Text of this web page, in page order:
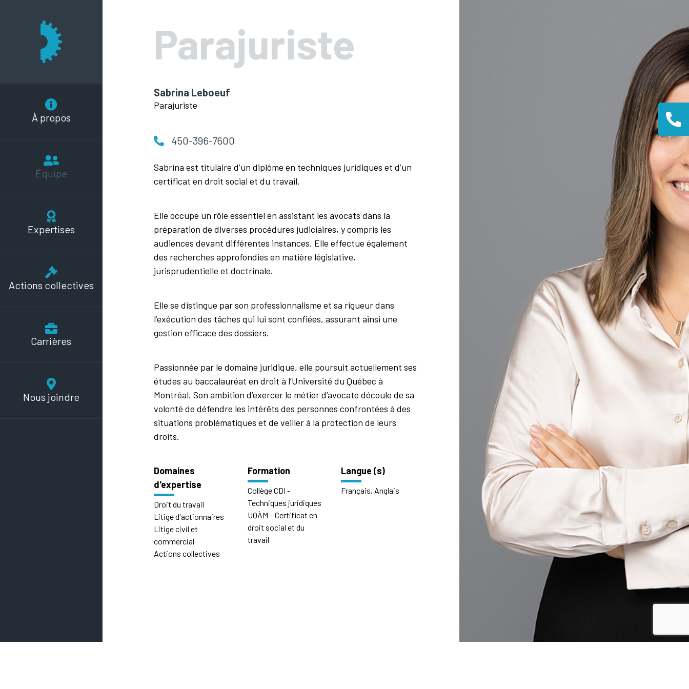
À propos
Équipe
Expertises
Actions collectives
Carrières
Nous joindre
Parajuriste
Sabrina Leboeuf
Parajuriste
450-396-7600
Sabrina est titulaire d’un diplôme en techniques juridiques et d’un
certificat en droit social et du travail.
Elle occupe un rôle essentiel en assistant les avocats dans la
préparation de diverses procédures judiciaires, y compris les
audiences devant différentes instances. Elle effectue également
des recherches approfondies en matière législative,
jurisprudentielle et doctrinale.
Elle se distingue par son professionnalisme et sa rigueur dans
l’exécution des tâches qui lui sont confiées, assurant ainsi une
gestion efficace des dossiers.
Passionnée par le domaine juridique, elle poursuit actuellement ses
études au baccalauréat en droit à l’Université du Québec à
Montréal. Son ambition d’exercer le métier d’avocate découle de sa
volonté de défendre les intérêts des personnes confrontées à des
situations problématiques et de veiller à la protection de leurs
droits.
Domaines
d'expertise
Droit du travail
Litige d'actionnaires
Litige civil et
commercial
Actions collectives
Formation
Collège CDI -
Techniques juridiques
UQÀM – Certificat en
droit social et du
travail
Langue (s)
Français, Anglais